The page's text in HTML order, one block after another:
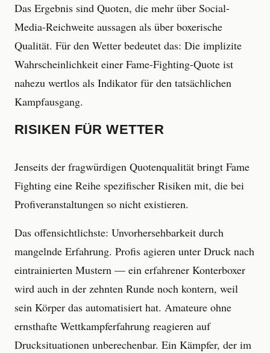
Das Ergebnis sind Quoten, die mehr über Social-
Media-Reichweite aussagen als über boxerische
Qualität. Für den Wetter bedeutet das: Die implizite
Wahrscheinlichkeit einer Fame-Fighting-Quote ist
nahezu wertlos als Indikator für den tatsächlichen
Kampfausgang.
RISIKEN FÜR WETTER
Jenseits der fragwürdigen Quotenqualität bringt Fame
Fighting eine Reihe spezifischer Risiken mit, die bei
Profiveranstaltungen so nicht existieren.
Das offensichtlichste: Unvorhersehbarkeit durch
mangelnde Erfahrung. Profis agieren unter Druck nach
eintrainierten Mustern — ein erfahrener Konterboxer
wird auch in der zehnten Runde noch kontern, weil
sein Körper das automatisiert hat. Amateure ohne
ernsthafte Wettkampferfahrung reagieren auf
Drucksituationen unberechenbar. Ein Kämpfer, der im